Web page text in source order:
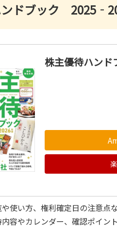
ドブック
株主優待ハン
使い方、権利確定日の注意点
容やカレンダー、確認ポイン